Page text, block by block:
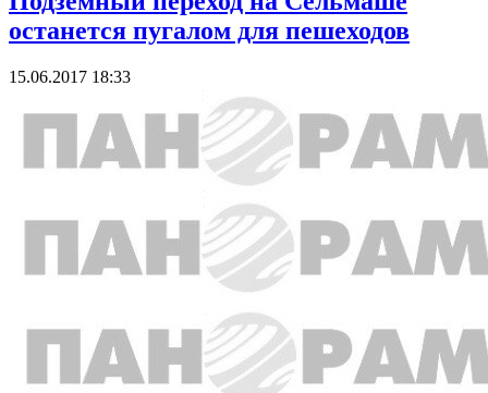
останется пугалом для пешеходов
15.06.2017 18:33